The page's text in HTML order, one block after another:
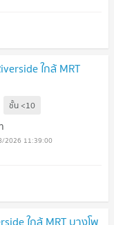
ใกล้ MRT
ชั้น<10
2026 11:39:00